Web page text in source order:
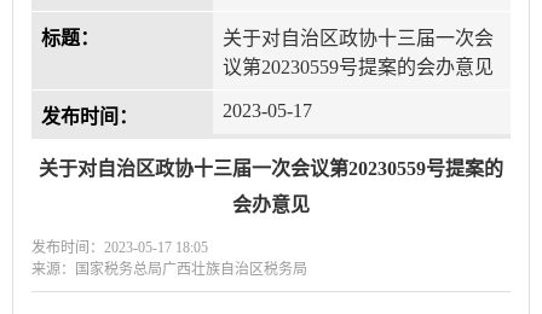
标题：
关于对自治区政协十三届一次会
议第20230559号提案的会办意见
发布时间： 2023-05-17
关于对自治区政协十三届一次会议第20230559号提案的
会办意见
发布时间：2023-05-17 18:05
来源：国家税务总局广西壮族自治区税务局